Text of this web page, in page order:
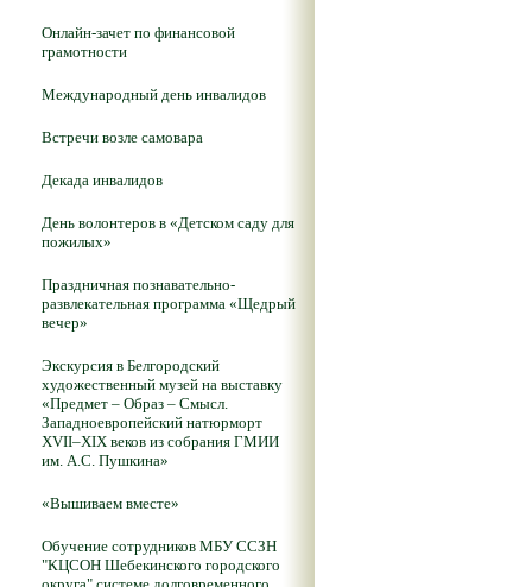
Онлайн-зачет по финансовой
грамотности
Международный день инвалидов
Встречи возле самовара
Декада инвалидов
День волонтеров в «Детском саду для
пожилых»
Праздничная познавательно-
развлекательная программа «Щедрый
вечер»
Экскурсия в Белгородский
художественный музей на выставку
«Предмет – Образ – Смысл.
Западноевропейский натюрморт
XVII–XIX веков из собрания ГМИИ
им. А.С. Пушкина»
«Вышиваем вместе»
Обучение сотрудников МБУ ССЗН
"КЦСОН Шебекинского городского